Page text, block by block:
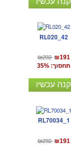
RL020_42
₪292 ₪191
תחסוך: 35%
קנה עכשיו
RL70034_1
₪292 ₪191